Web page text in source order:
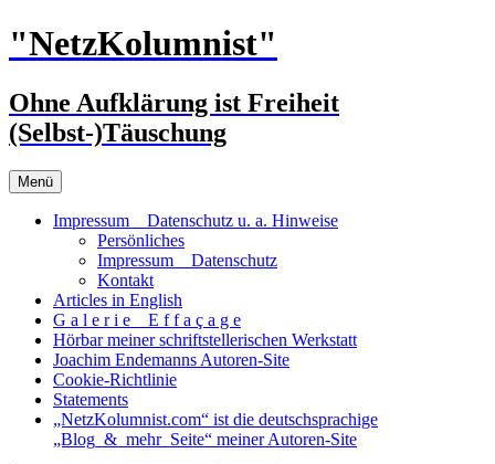
Zum
Inhalt
"NetzKolumnist"
Ohne Aufklärung ist Freiheit
(Selbst-)Täuschung
Menü
Impressum _ Datenschutz u. a. Hinweise
Persönliches
Impressum _ Datenschutz
Kontakt
Articles in English
G a l e r i e _ E f f a ç a g e
Hörbar meiner schriftstellerischen Werkstatt
Joachim Endemanns Autoren-Site
Cookie-Richtlinie
Statements
„NetzKolumnist.com“ ist die deutschsprachige
„Blog_&_mehr_Seite“ meiner Autoren-Site